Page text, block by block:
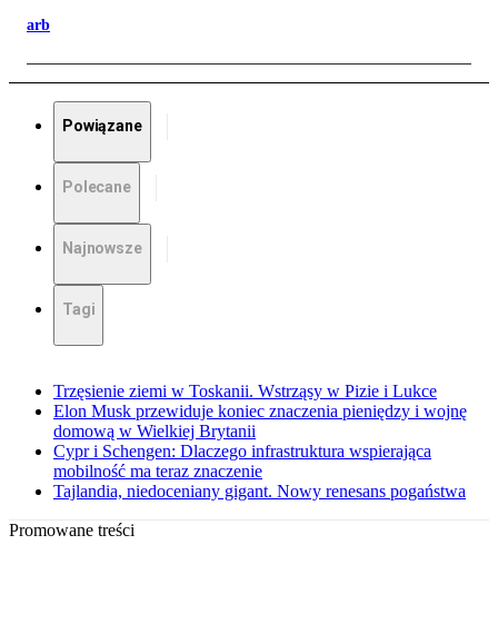
arb
Powiązane
Polecane
Najnowsze
Tagi
Trzęsienie ziemi w Toskanii. Wstrząsy w Pizie i Lukce
Elon Musk przewiduje koniec znaczenia pieniędzy i wojnę
domową w Wielkiej Brytanii
Cypr i Schengen: Dlaczego infrastruktura wspierająca
mobilność ma teraz znaczenie
Tajlandia, niedoceniany gigant. Nowy renesans pogaństwa
Promowane treści